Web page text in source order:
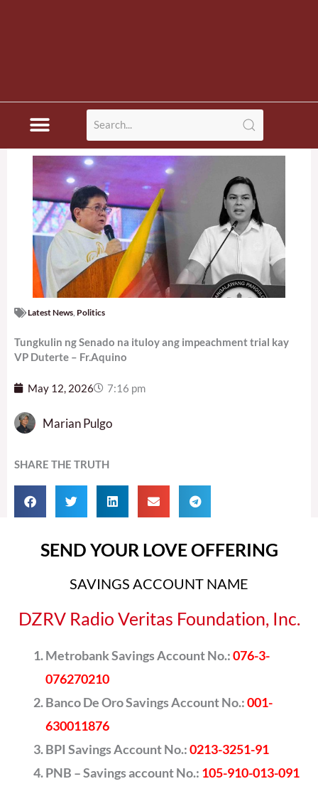
Latest News Politics
Tungkulin ng Senado na ituloy ang impeachment trial kay
VP Duterte – Fr.Aquino
May 12, 2026 7:16 pm
Marian Pulgo
SHARE THE TRUTH
SEND YOUR LOVE OFFERING
SAVINGS ACCOUNT NAME
DZRV Radio Veritas Foundation, Inc.
Metrobank Savings Account No.:076-3-
076270210
Banco De Oro Savings Account No.:001-
630011876
BPI Savings Account No.:0213-3251-91
PNB – Savings account No.: 105-910-013-091